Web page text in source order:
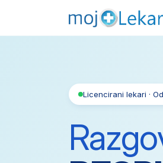
Licencirani lekari ·